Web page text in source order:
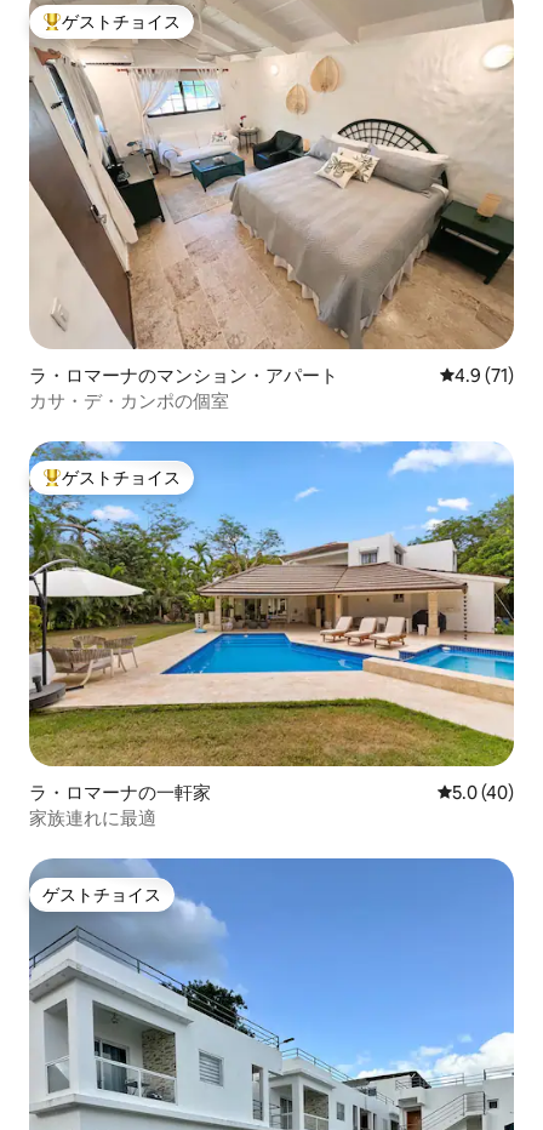
大好評のゲストチョイスです。
ゲストチョイス
ラ・ロマーナのマンション・アパート レビュー71
4.9 (71)
カサ・デ・カンポの個室
大好評のゲストチョイスです。
ゲストチョイス
ラ・ロマーナの一軒家 レビュー40
5.0 (40)
家族連れに最適
ゲストチョイス
ゲストチョイス